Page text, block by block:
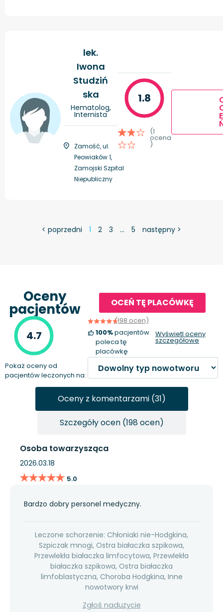
lek.
Iwona
Studziń
ska
Hematolog,
Internista
Zamość, ul.
Peowiaków 1,
Zamojski Szpital
Niepubliczny
1.8
(1
ocena
)
E
< poprzedni 1 2 3 … 5 następny >
Oceny
pacjentów OCEŃ TĘ PLACÓWKĘ
4.7
(198 ocen)
100%pacjentów
poleca tę
placówkę
Wyświetl oceny
szczegółowe
Pokaż oceny od
pacjentów leczonych na:
Oceny z komentarzami (31)
Szczegóły ocen (198 ocen)
Osoba towarzysząca
2026.03.18
★★★★★
★★★★★ 5.0
Bardzo dobry personel medyczny.
Leczone schorzenie: Chłoniaki nie-Hodgkina,
Szpiczak mnogi, Ostra białaczka szpikowa,
Przewlekła białaczka limfocytowa, Przewlekła
białaczka szpikowa, Ostra białaczka
limfoblastyczna, Choroba Hodgkina, Inne
nowotwory krwi
Zgłoś nadużycie